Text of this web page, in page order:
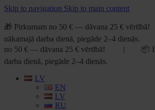
Skip to navigation Skip to main content
🎁 Pirkumam no 50 € — dāvana 25 €
nākamajā darba dienā, piegāde 2–4
no 50 € — dāvana 25 € vērtībā! | 📦
darba dienā, piegāde 2–4 dienās.
LV
EN
LV
RU